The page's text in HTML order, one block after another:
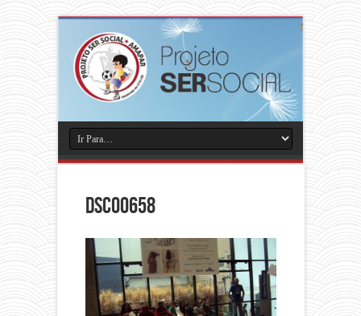
DSC00658